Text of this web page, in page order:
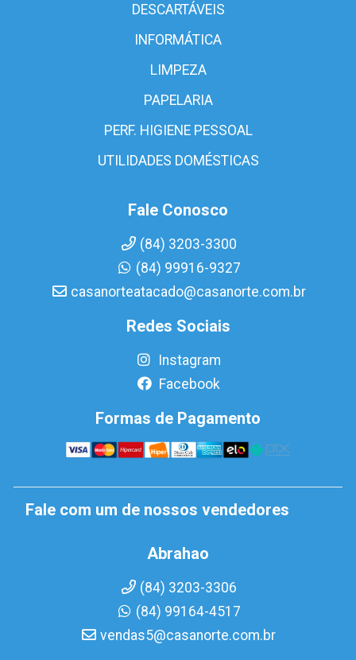
DESCARTÁVEIS
INFORMÁTICA
LIMPEZA
PAPELARIA
PERF. HIGIENE PESSOAL
UTILIDADES DOMÉSTICAS
Fale Conosco
(84) 3203-3300
(84) 99916-9327
casanorteatacado@casanorte.com.br
Redes Sociais
Instagram
Facebook
Formas de Pagamento
Fale com um de nossos vendedores
Abrahao
(84) 3203-3306
(84) 99164-4517
vendas5@casanorte.com.br